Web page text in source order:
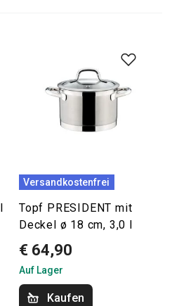
Versandkostenfrei
Topf PRESIDENT mit
Deckel ø 18 cm, 3,0 l
€ 64,90
Auf Lager
Kaufen